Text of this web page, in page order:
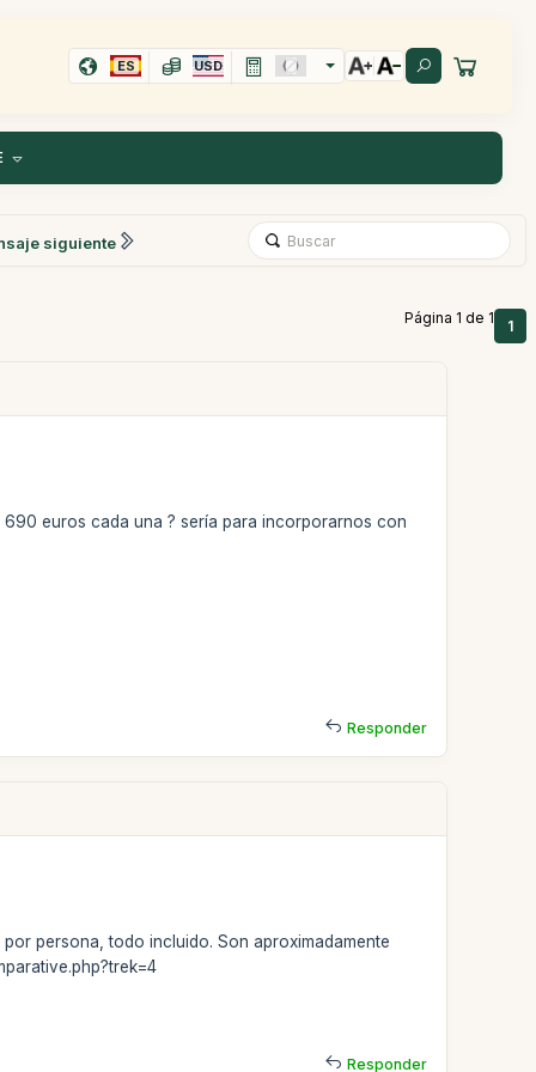
ES USD
siguiente
Página 1 de 1 1
euros cada una ? sería para incorporarnos con
Responder
persona, todo incluido. Son aproximadamente
Responder